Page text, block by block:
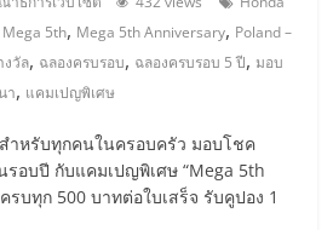
Mega 5th, Mega 5th Anniversary, Poland –
งวัล, ฉลองครบรอบ, ฉลองครบรอบ 5 ปี,มอบ
า, แคมเปญพิเศษ
ำหรับทุกคนในครอบครัว มอบโชค
อบปี กับแคมเปญพิเศษ “Mega 5th
รบทุก 500 บาทต่อใบเสร็จ รับคูปอง 1